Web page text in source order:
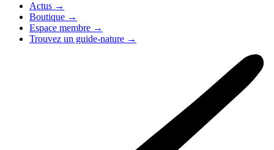
Actus →
Boutique →
Espace membre →
Trouvez un guide-nature →